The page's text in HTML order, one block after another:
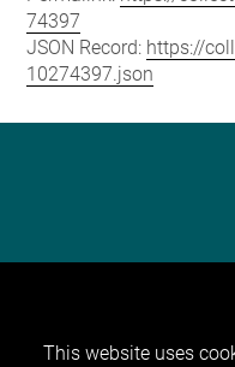
74397
JSON Record: https://
10274397.json
This website uses